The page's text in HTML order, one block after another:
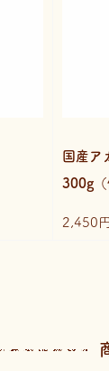
国産ア
300g（
2,450円